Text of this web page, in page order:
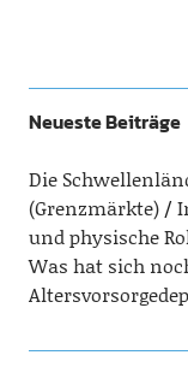
Neueste Beiträge
Die
(Grenzmärkte)
und physische
Was hat sich